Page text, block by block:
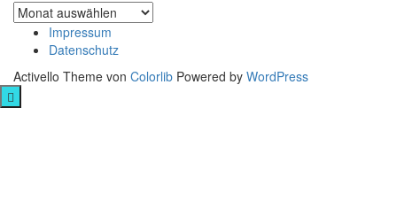
Archiv
Impressum
Datenschutz
Activello Theme von Colorlib Powered by WordPress